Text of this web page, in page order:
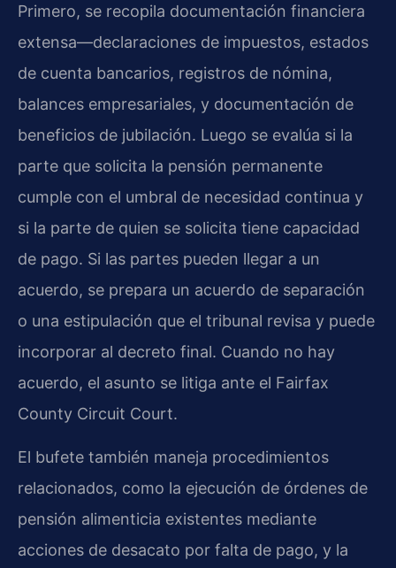
Primero, se recopila documentación financiera
extensa—declaraciones de impuestos, estados
de cuenta bancarios, registros de nómina,
balances empresariales, y documentación de
beneficios de jubilación. Luego se evalúa si la
parte que solicita la pensión permanente
cumple con el umbral de necesidad continua y
si la parte de quien se solicita tiene capacidad
de pago. Si las partes pueden llegar a un
acuerdo, se prepara un acuerdo de separación
o una estipulación que el tribunal revisa y puede
incorporar al decreto final. Cuando no hay
acuerdo, el asunto se litiga ante el Fairfax
County Circuit Court.
El bufete también maneja procedimientos
relacionados, como la ejecución de órdenes de
pensión alimenticia existentes mediante
acciones de desacato por falta de pago, y la